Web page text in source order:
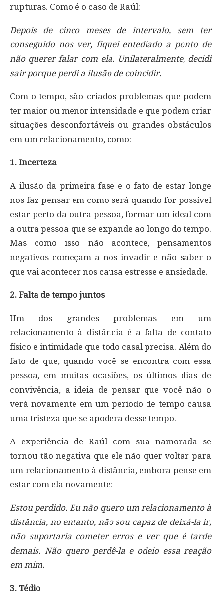
rupturas. Como é o caso de Raúl:
Depois de cinco meses de intervalo, sem ter
conseguido nos ver, fiquei entediado a ponto de
não querer falar com ela. Unilateralmente, decidi
sair porque perdi a ilusão de coincidir.
Com o tempo, são criados problemas que podem
ter maior ou menor intensidade e que podem criar
situações desconfortáveis ​​ou grandes obstáculos
em um relacionamento, como:
1. Incerteza
A ilusão da primeira fase e o fato de estar longe
nos faz pensar em como será quando for possível
estar perto da outra pessoa, formar um ideal com
a outra pessoa que se expande ao longo do tempo.
Mas como isso não acontece, pensamentos
negativos começam a nos invadir e não saber o
que vai acontecer nos causa estresse e ansiedade.
2. Falta de tempo juntos
Um dos grandes problemas em um
relacionamento à distância é a falta de contato
físico e intimidade que todo casal precisa. Além do
fato de que, quando você se encontra com essa
pessoa, em muitas ocasiões, os últimos dias de
convivência, a ideia de pensar que você não o
verá novamente em um período de tempo causa
uma tristeza que se apodera desse tempo.
A experiência de Raúl com sua namorada se
tornou tão negativa que ele não quer voltar para
um relacionamento à distância, embora pense em
estar com ela novamente:
Estou perdido. Eu não quero um relacionamento à
distância, no entanto, não sou capaz de deixá-la ir,
não suportaria cometer erros e ver que é tarde
demais. Não quero perdê-la e odeio essa reação
em mim.
3. Tédio